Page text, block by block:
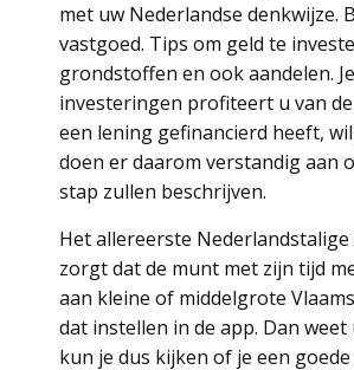
met uw Nederlandse
vastgoed. Tips om geld te
grondstoffen en ook aandelen.
investeringen profiteert u van
een lening gefinancierd heeft,
doen er daarom verstandig aan
stap zullen beschrijven.
Het allereerste
zorgt dat de munt met zijn tijd
aan kleine of middelgrote
dat instellen in de app. Dan
kun je dus kijken of je een